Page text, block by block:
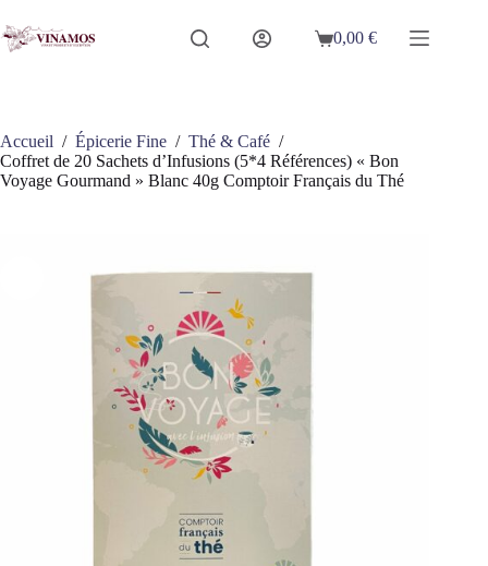
au
contenu
Panier
0,00€
Accueil / Épicerie Fine / Thé & Café /
Coffret de 20 Sachets d’Infusions (5*4 Références) « Bon
Voyage Gourmand » Blanc 40g Comptoir Français du Thé